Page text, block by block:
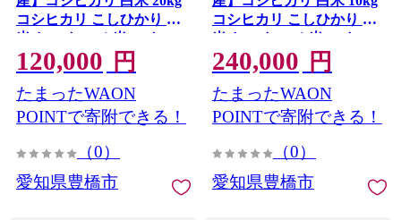
コシヒカリ こしひかり お
米 おこめ コメ 米 こめ
kome 20キロ ふるさと納税
米 令和7年 高評価 高レビ
ュー 産地直送 送料無料 愛
知県 豊橋市
120,000 円
たまったWAON
POINTで寄附できる！
（0）
愛知県豊橋市
コシヒカリ こしひかり お
米 おこめ コメ 米 こめ
kome 10キロ ふるさと納税
米 令和7年 高評価 高レビ
ュー 産地直送 送料無料 愛
知県 豊橋市
240,000 円
たまったWAON
POINTで寄附できる！
（0）
愛知県豊橋市